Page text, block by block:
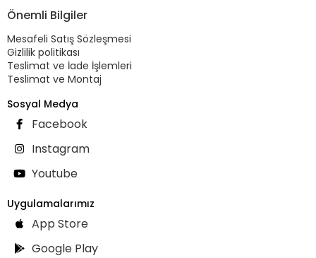
Önemli Bilgiler
Mesafeli Satış Sözleşmesi
Gizlilik politikası
Teslimat ve İade İşlemleri
Teslimat ve Montaj
Sosyal Medya
Facebook
Instagram
Youtube
Uygulamalarımız
App Store
Google Play